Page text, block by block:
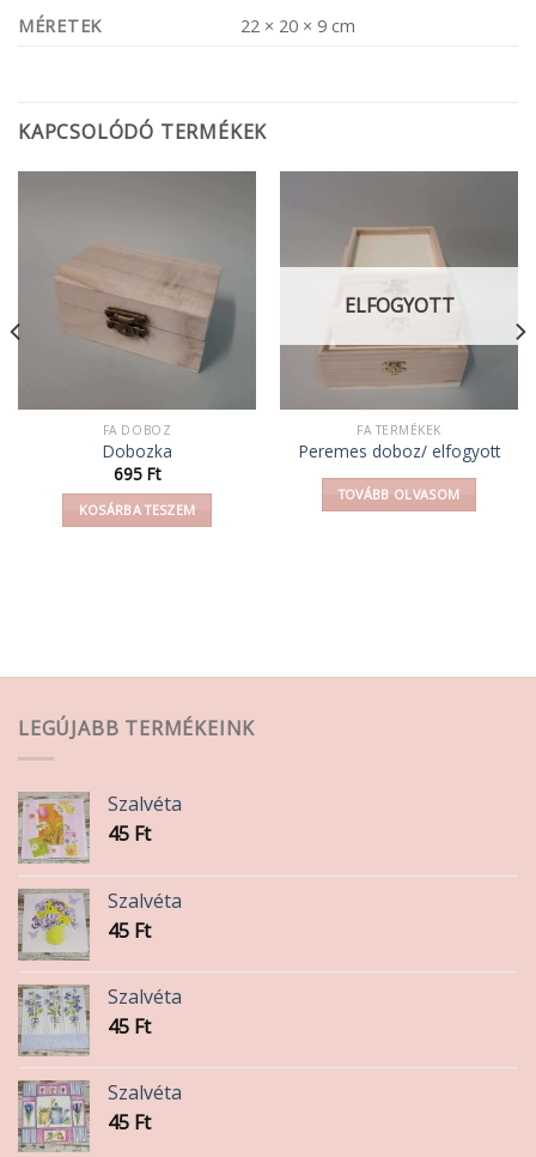
MÉRETEK 22 × 20 × 9 cm
KAPCSOLÓDÓ TERMÉKEK
FA DOBOZ
Dobozka
695 Ft
KOSÁRBA TESZEM
ELFOGYOTT
FA TERMÉKEK
Peremes doboz/ elfogyott
TOVÁBB OLVASOM
LEGÚJABB TERMÉKEINK
Szalvéta
45 Ft
Szalvéta
45 Ft
Szalvéta
45 Ft
Szalvéta
45 Ft